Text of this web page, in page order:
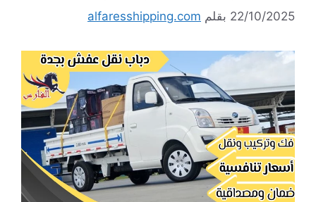
22/10/2025 بقلم alfaresshipping.com